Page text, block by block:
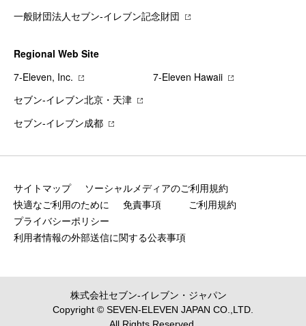
一般財団法人セブン-イレブン記念財団
Regional Web Site
7‐Eleven, Inc.
7‐Eleven Hawaii
セブン‐イレブン北京・天津
セブン‐イレブン成都
サイトマップ
ソーシャルメディアのご利用規約
快適なご利用のために
免責事項
ご利用規約
プライバシーポリシー
利用者情報の外部送信に関する公表事項
株式会社セブン‐イレブン・ジャパン
Copyright © SEVEN-ELEVEN JAPAN CO.,LTD.